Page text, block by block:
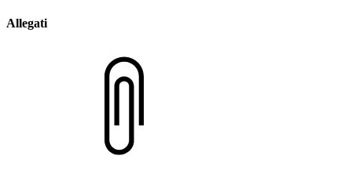
Allegati